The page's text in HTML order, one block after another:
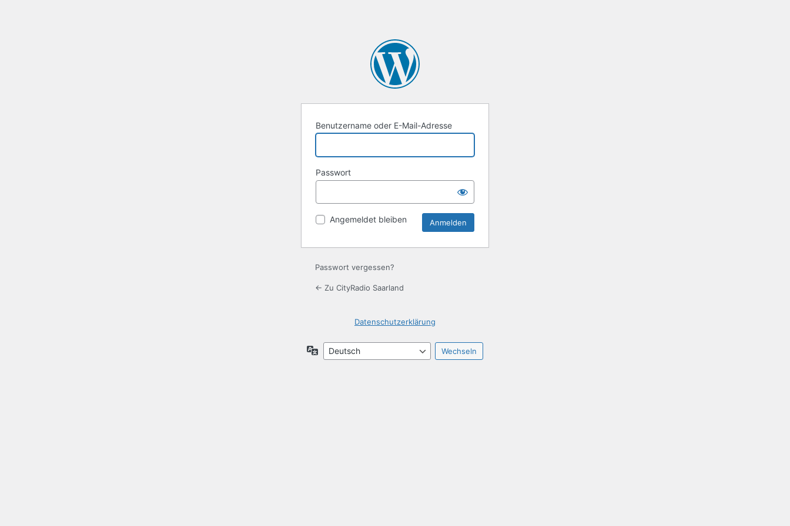
Benutzername oder E-Mail-Adresse
Passwort
Angemeldet bleiben
Passwort vergessen?
← Zu CityRadio Saarland
Datenschutzerklärung
Sprache